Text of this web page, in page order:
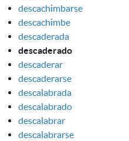
descachimbarse
descachimbe
descaderada
descaderado
descaderar
descaderarse
descalabrada
descalabrado
descalabrar
descalabrarse